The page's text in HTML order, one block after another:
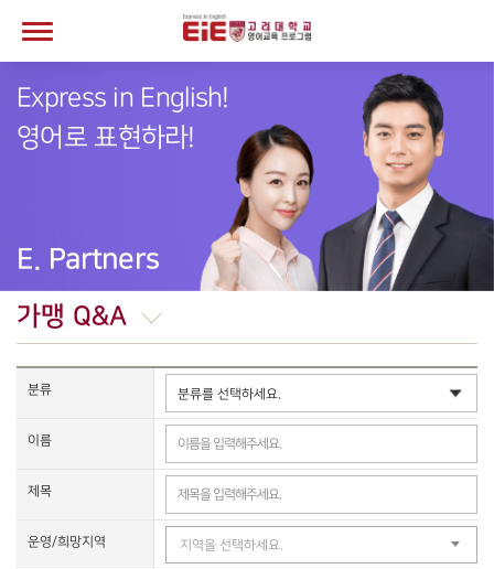
Express in English!
영어로 표현하라!
E. Partners
가맹 Q&A
지역을 선택하세요.